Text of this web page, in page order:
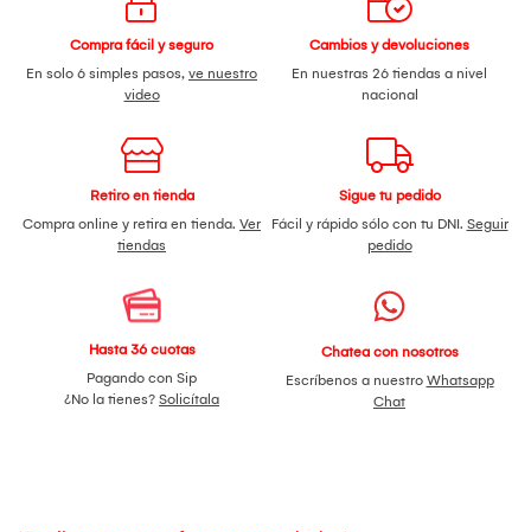
Compra fácil y seguro
En solo 6 simples pasos, ve nuestro
video
Cambios y devoluciones
En nuestras 26 tiendas a nivel
nacional
Retiro en tienda
Compra online y retira en tienda. Ver
tiendas
Sigue tu pedido
Fácil y rápido sólo con tu DNI. Seguir
pedido
Hasta 36 cuotas
Pagando con Sip
¿No la tienes? Solicítala
Chatea con nosotros
Escríbenos a nuestro Whatsapp
Chat